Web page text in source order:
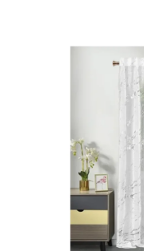
0,0
hvězdiček.